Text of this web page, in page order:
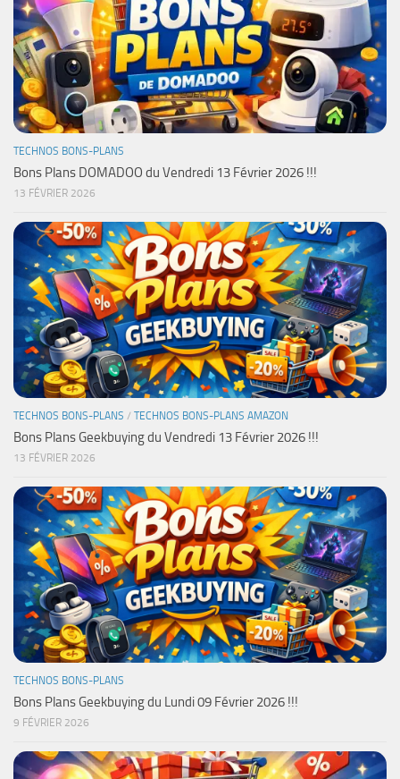
TECHNOS BONS-PLANS
Bons Plans DOMADOO du Vendredi 13 Février 2026 !!!
13 FÉVRIER 2026
TECHNOS BONS-PLANS / TECHNOS BONS-PLANS AMAZON
Bons Plans Geekbuying du Vendredi 13 Février 2026 !!!
13 FÉVRIER 2026
TECHNOS BONS-PLANS
Bons Plans Geekbuying du Lundi 09 Février 2026 !!!
9 FÉVRIER 2026